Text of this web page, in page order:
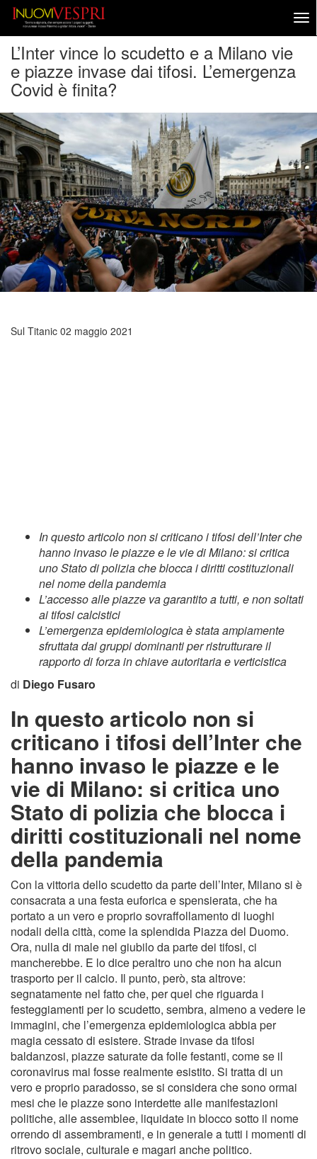
L’Inter vince lo scudetto e a Milano vie
e piazze invase dai tifosi. L’emergenza
Covid è finita?
Sul Titanic 02 maggio 2021
In questo articolo non si criticano i tifosi dell’Inter che
hanno invaso le piazze e le vie di Milano: si critica
uno Stato di polizia che blocca i diritti costituzionali
nel nome della pandemia
L’accesso alle piazze va garantito a tutti, e non soltati
ai tifosi calcistici
L’emergenza epidemiologica è stata ampiamente
sfruttata dai gruppi dominanti per ristrutturare il
rapporto di forza in chiave autoritaria e verticistica
di Diego Fusaro
In questo articolo non si
criticano i tifosi dell’Inter che
hanno invaso le piazze e le
vie di Milano: si critica uno
Stato di polizia che blocca i
diritti costituzionali nel nome
della pandemia
Con la vittoria dello scudetto da parte dell’Inter, Milano si è
consacrata a una festa euforica e spensierata, che ha
portato a un vero e proprio sovraffollamento di luoghi
nodali della città, come la splendida Piazza del Duomo.
Ora, nulla di male nel giubilo da parte dei tifosi, ci
mancherebbe. E lo dice peraltro uno che non ha alcun
trasporto per il calcio. Il punto, però, sta altrove:
segnatamente nel fatto che, per quel che riguarda i
festeggiamenti per lo scudetto, sembra, almeno a vedere le
immagini, che l’emergenza epidemiologica abbia per
magia cessato di esistere. Strade invase da tifosi
baldanzosi, piazze saturate da folle festanti, come se il
coronavirus mai fosse realmente esistito. Si tratta di un
vero e proprio paradosso, se si considera che sono ormai
mesi che le piazze sono interdette alle manifestazioni
politiche, alle assemblee, liquidate in blocco sotto il nome
orrendo di assembramenti, e in generale a tutti i momenti di
ritrovo sociale, culturale e magari anche politico.